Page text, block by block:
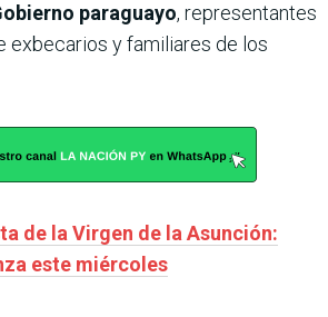
paraguayo, representantes
exbecarios y familiares de los
de la Virgen de la Asunción:
este miércoles